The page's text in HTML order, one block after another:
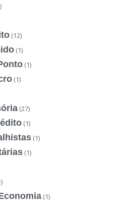
(12)
(1)
(1)
(1)
(27)
(1)
(1)
(1)
(1)